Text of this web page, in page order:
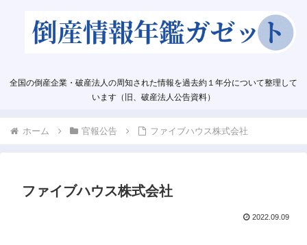
全国の倒産企業・破産法人の周知された情報を過去約１年分について整理して
います（旧、破産法人公告資料）
ホーム 官報公告 ファイブハウス株式会社
ファイブハウス株式会社
2022.09.09